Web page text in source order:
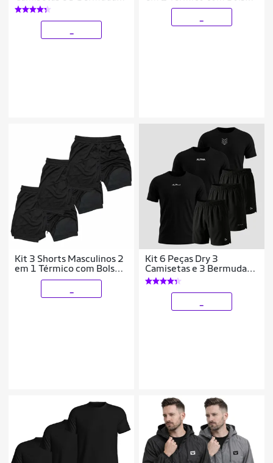
Alpha
Secagem Rápida
Kit 3 Shorts Masculinos 2
em 1 Térmico com Bolso
Secagem Rápida
Kit 6 Peças Dry 3
Camisetas e 3 Bermudas
Alpha